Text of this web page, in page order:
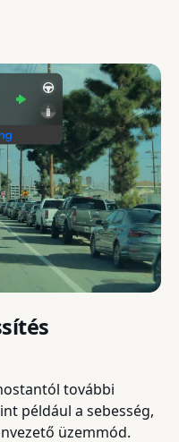
további
például a sebesség,
üzemmód.